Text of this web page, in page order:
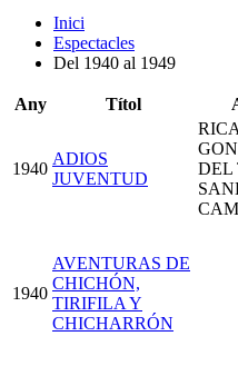
Inici
Espectacles
Del 1940 al 1949
Any Títol
1940
ADIOS
JUVENTUD
DEL
1940
AVENTURAS DE
CHICHÓN,
TIRIFILA Y
CHICHARRÓN